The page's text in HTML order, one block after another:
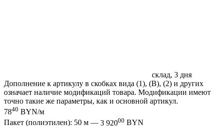
склад, 3 дня
Дополнение к артикулу в скобках вида (1), (B), (2) и других
означает наличие модификаций товара. Модификации имеют
точно такие же параметры, как и основной артикул.
7840 BYN/м
Пакет (полиэтилен): 50 м — 3 92000 BYN